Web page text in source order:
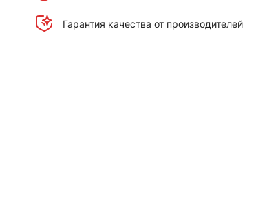
Гарантия качества от производителей